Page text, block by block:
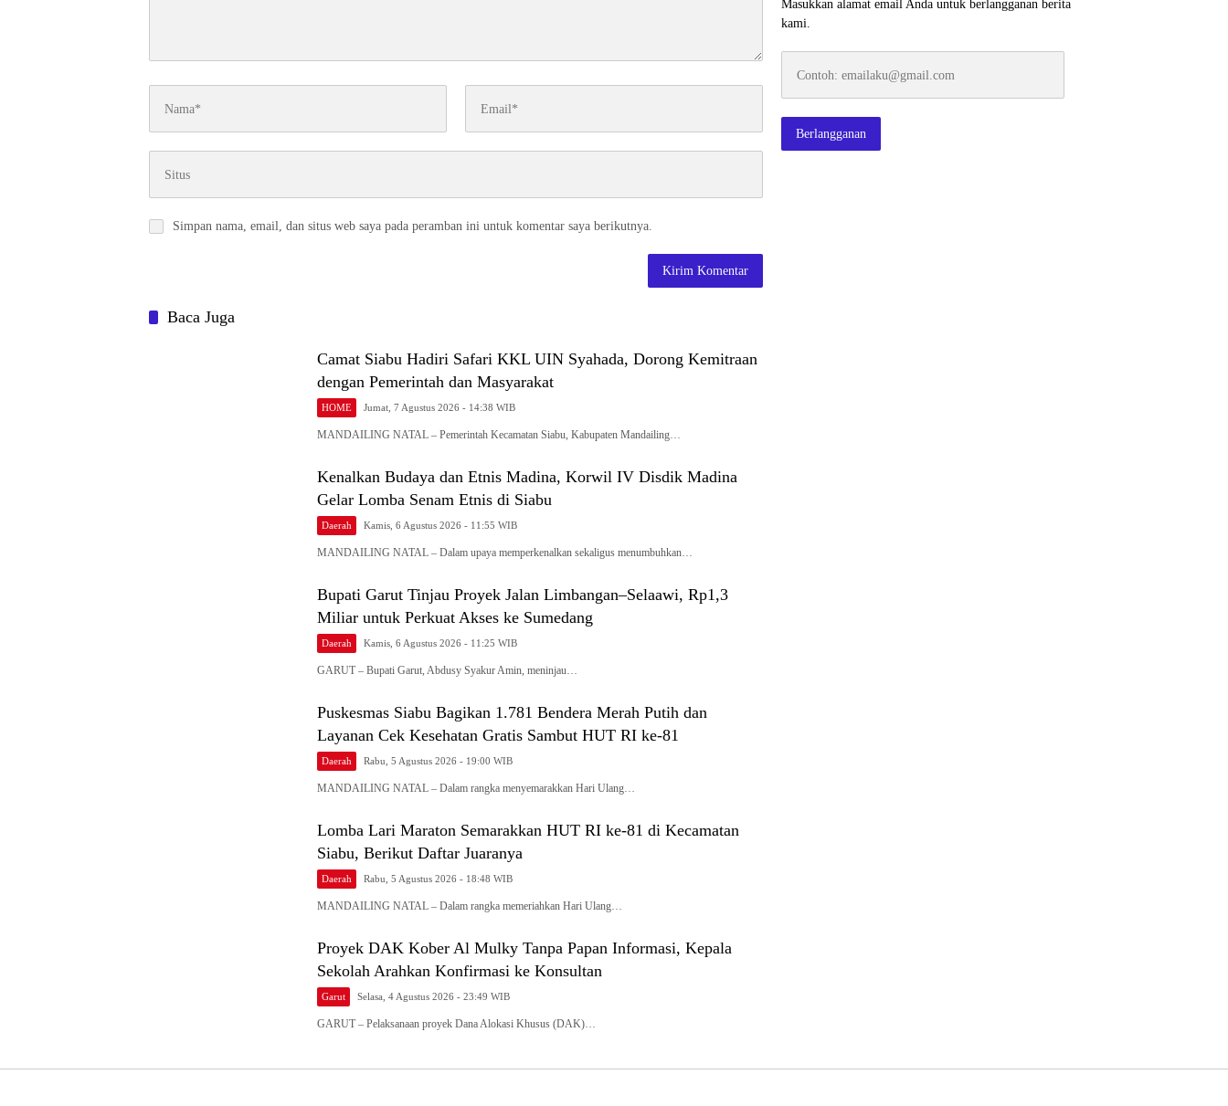
Simpan nama, email, dan situs web saya pada peramban ini untuk komentar saya berikutnya.
Baca Juga
Camat Siabu Hadiri Safari KKL UIN Syahada, Dorong Kemitraan
dengan Pemerintah dan Masyarakat
HOME Jumat, 7 Agustus 2026 - 14:38 WIB
MANDAILING NATAL – Pemerintah Kecamatan Siabu, Kabupaten Mandailing…
Kenalkan Budaya dan Etnis Madina, Korwil IV Disdik Madina
Gelar Lomba Senam Etnis di Siabu
Daerah Kamis, 6 Agustus 2026 - 11:55 WIB
MANDAILING NATAL – Dalam upaya memperkenalkan sekaligus menumbuhkan…
Bupati Garut Tinjau Proyek Jalan Limbangan–Selaawi, Rp1,3
Miliar untuk Perkuat Akses ke Sumedang
Daerah Kamis, 6 Agustus 2026 - 11:25 WIB
GARUT – Bupati Garut, Abdusy Syakur Amin, meninjau…
Puskesmas Siabu Bagikan 1.781 Bendera Merah Putih dan
Layanan Cek Kesehatan Gratis Sambut HUT RI ke-81
Daerah Rabu, 5 Agustus 2026 - 19:00 WIB
MANDAILING NATAL – Dalam rangka menyemarakkan Hari Ulang…
Lomba Lari Maraton Semarakkan HUT RI ke-81 di Kecamatan
Siabu, Berikut Daftar Juaranya
Daerah Rabu, 5 Agustus 2026 - 18:48 WIB
MANDAILING NATAL – Dalam rangka memeriahkan Hari Ulang…
Proyek DAK Kober Al Mulky Tanpa Papan Informasi, Kepala
Sekolah Arahkan Konfirmasi ke Konsultan
Garut Selasa, 4 Agustus 2026 - 23:49 WIB
GARUT – Pelaksanaan proyek Dana Alokasi Khusus (DAK)…
Masukkan alamat email Anda untuk berlangganan berita
kami.
emailaku@gmail.com
Berlangganan